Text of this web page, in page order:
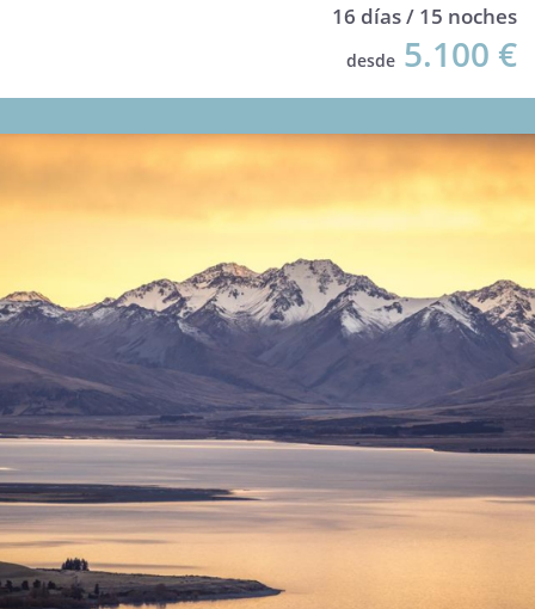
16 días / 15 noches
desde 5.100 €